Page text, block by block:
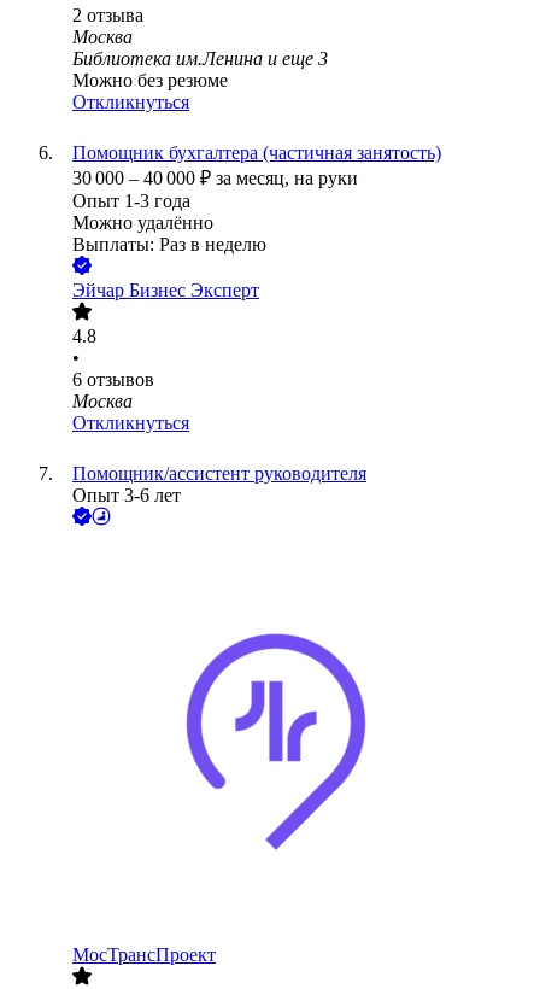
2 отзыва
Москва
Библиотека им.Ленина и еще 3
Можно без резюме
Откликнуться
Помощник бухгалтера (частичная занятость)
30 000 – 40 000 ₽ за месяц, на руки
Опыт 1-3 года
Можно удалённо
Выплаты: Раз в неделю
Эйчар Бизнес Эксперт
4.8
•
6 отзывов
Москва
Откликнуться
Помощник/ассистент руководителя
Опыт 3-6 лет
МосТрансПроект